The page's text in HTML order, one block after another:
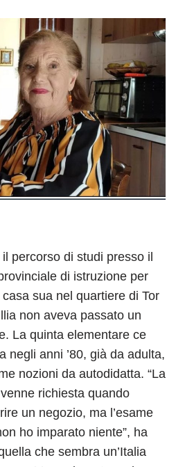
percorso di studi presso il
di istruzione per
sua nel quartiere di Tor
non aveva passato un
La quinta elementare ce
negli anni ’80, già da adulta,
nozioni da autodidatta. “La
richiesta quando
un negozio, ma l’esame
ho imparato niente”, ha
che sembra un’Italia